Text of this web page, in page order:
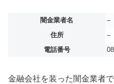
闇金業者名
–
住所
–
電話番号
金融会社を装った闇金業者